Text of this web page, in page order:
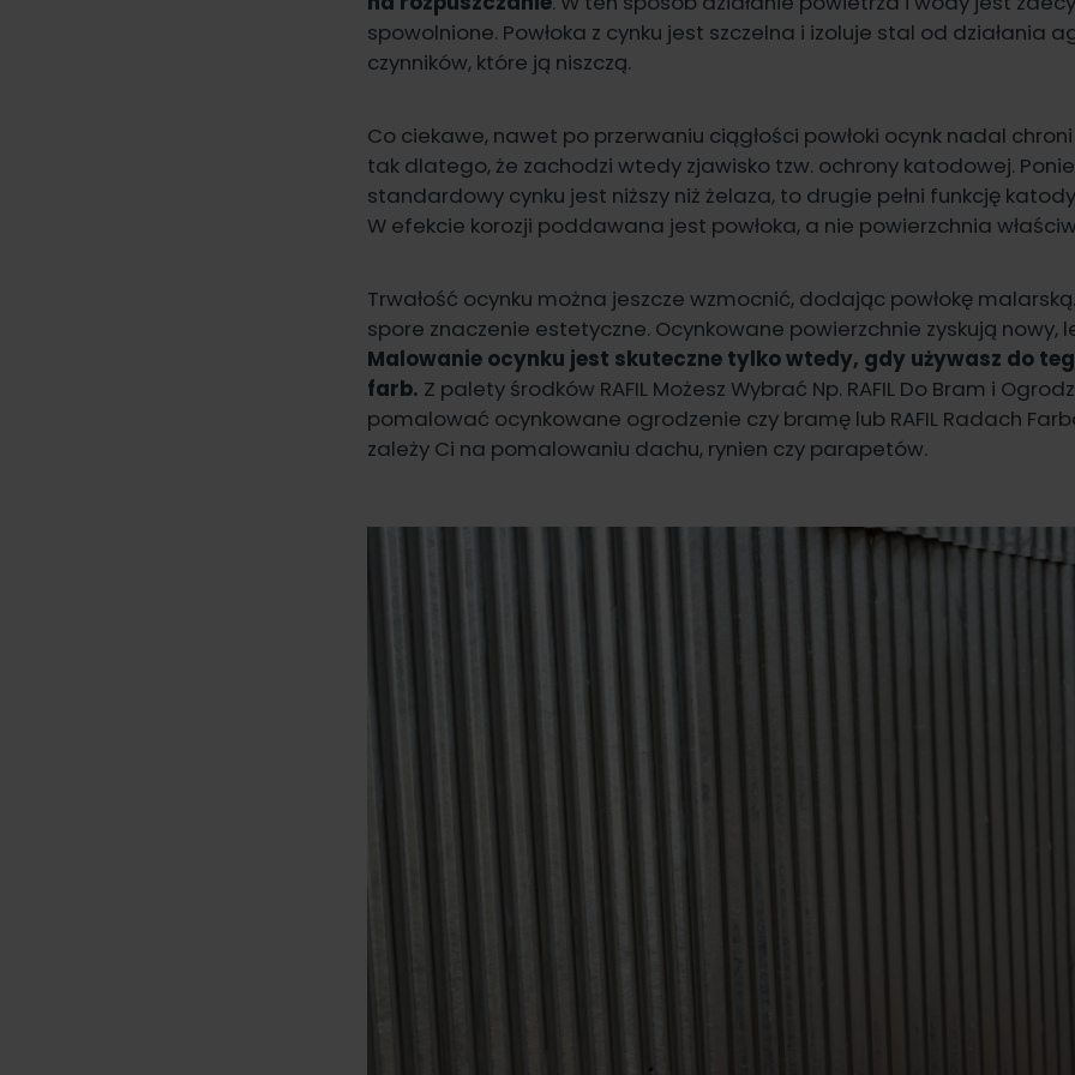
spowolnione. Powłoka z cynku jest szczelna i izoluje stal od działania
czynników, które ją niszczą.
Co ciekawe, nawet po przerwaniu ciągłości powłoki ocynk nadal
tak dlatego, że zachodzi wtedy zjawisko tzw. ochrony katodowej.
standardowy cynku jest niższy niż żelaza, to drugie pełni funkcję
W efekcie korozji poddawana jest powłoka, a nie powierzchnia
Trwałość ocynku można jeszcze wzmocnić, dodając powłokę
spore znaczenie estetyczne. Ocynkowane powierzchnie zyskują nowy,
Malowanie ocynku jest skuteczne tylko wtedy, gdy używasz do
farb. Z palety środków RAFIL Możesz Wybrać Np. RAFIL Do Bram i
pomalować ocynkowane ogrodzenie czy bramę lub RAFIL Radach
zależy Ci na pomalowaniu dachu, rynien czy parapetów.